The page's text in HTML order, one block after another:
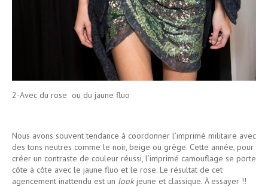
2-Avec du rose ou du jaune fluo
Nous avons souvent tendance à coordonner l’imprimé militaire avec
des tons neutres comme le noir, beige ou grège. Cette année, pour
créer un contraste de couleur réussi, l’imprimé camouflage se porte
côte à côte avec le jaune fluo et le rose. Le résultat de cet
agencement inattendu est un lookjeune et classique. À essayer !!